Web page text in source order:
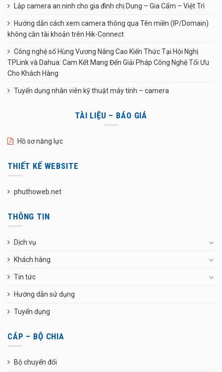
Lắp camera an ninh cho gia đình chị Dung – Gia Cẩm – Việt Trì
Hướng dẫn cách xem camera thông qua Tên miền (IP/Domain)
không cần tài khoản trên Hik-Connect
Công nghệ số Hùng Vương Nâng Cao Kiến Thức Tại Hội Nghị
TPLink và Dahua: Cam Kết Mang Đến Giải Pháp Công Nghệ Tối Ưu
Cho Khách Hàng
Tuyển dụng nhân viên kỹ thuật máy tính – camera
TÀI LIỆU – BÁO GIÁ
Hồ sơ năng lực
THIẾT KẾ WEBSITE
phuthoweb.net
THÔNG TIN
Dịch vụ
Khách hàng
Tin tức
Hướng dẫn sử dụng
Tuyển dụng
CÁP – BỘ CHIA
Bộ chuyển đổi